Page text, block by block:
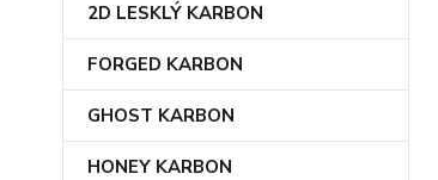
2D LESKLÝ KARBON
FORGED KARBON
GHOST KARBON
HONEY KARBON